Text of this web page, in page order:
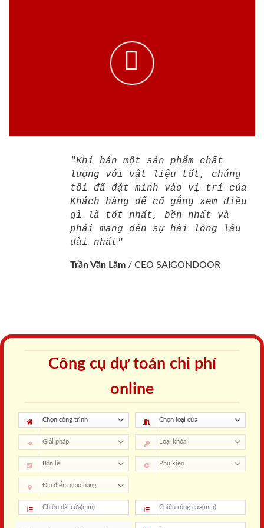
"Khi bán một sản phẩm chất
lượng với vật liệu tốt, chúng
tôi đã đặt mình vào vị trí của
Khách hàng để cố gắng xem điều
gì là tốt nhất, bền nhất và
phải mang đến sự hài lòng lâu
dài nhất"
Trần Văn Lãm / CEO SAIGONDOOR
Công cụ dự toán chi phí
online